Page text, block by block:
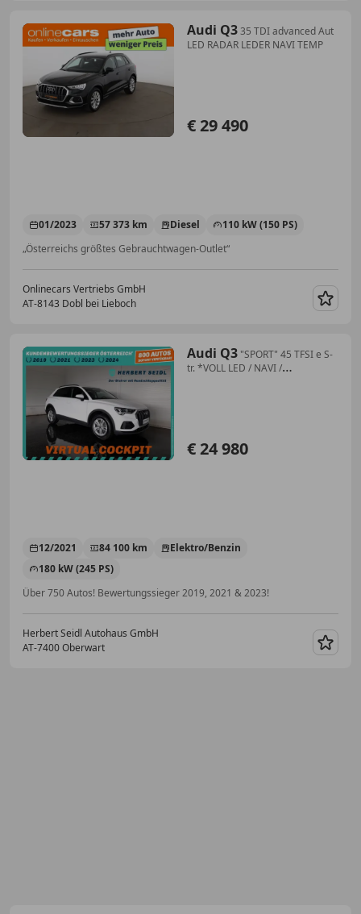
Audi Q335 TDI advanced Aut
LED RADAR LEDER NAVI TEMP
€ 29 490
01/2023 57 373 km Diesel
110 kW (150 PS)
„Österreichs größtes Gebrauchtwagen-Outlet“
Onlinecars Vertriebs GmbH
AT-8143 Dobl bei Lieboch
Audi Q3 "SPORT" 45 TFSI e S-
tr. *VOLL LED / NAVI /
€ 24 980
12/2021 84 100 km
Elektro/Benzin
180 kW (245 PS)
Über 750 Autos! Bewertungssieger 2019, 2021 & 2023!
Herbert Seidl Autohaus GmbH
AT-7400 Oberwart